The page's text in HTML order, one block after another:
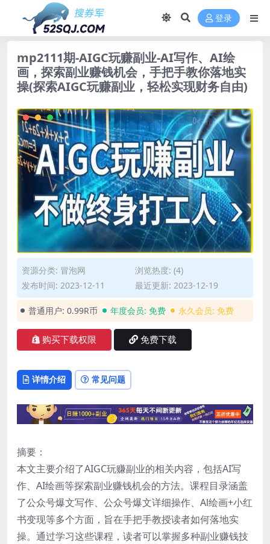
登录
mp2111期-AIGC玩赚副业-AI写作、AI绘
画，探索副业赚钱机会，手把手教你落地实
操(探索AIGC玩赚副业，轻松实现财务自由)
资源分类: 冒泡网
浏览热度: (4)
发布时间: 2023-12-11
最近更新: 2023-12-19
普通用户: 0.99R币 年度会员: 免费 永久会员: 免费
购买下载权限 免费下载
详情介绍 常见问题
摘要：
本文主要介绍了AIGC玩赚副业的相关内容，包括AI写
作、AI绘画等探索副业赚钱机会的方法。课程目录涵盖
了公众号爆文写作、公众号爆文详细操作、Al绘画+小红
书变现等多个方面，旨在手把手教授读者如何落地实
操。通过学习这些课程，读者可以掌握多种副业赚钱技